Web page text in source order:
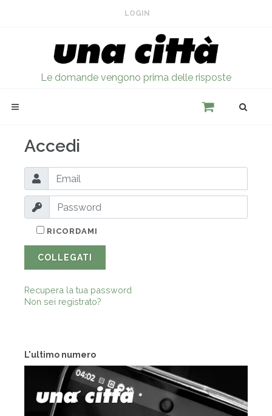
LOGIN
Le domande vengono prima delle risposte
L'ultimo numero
Accedi
RICORDAMI
COLLEGATI
Recupera la tua password
Non sei registrato?